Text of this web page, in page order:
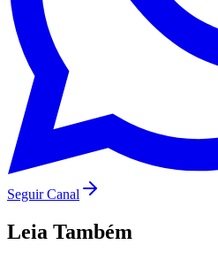
São Paulo
Seguir Canal
Leia Também